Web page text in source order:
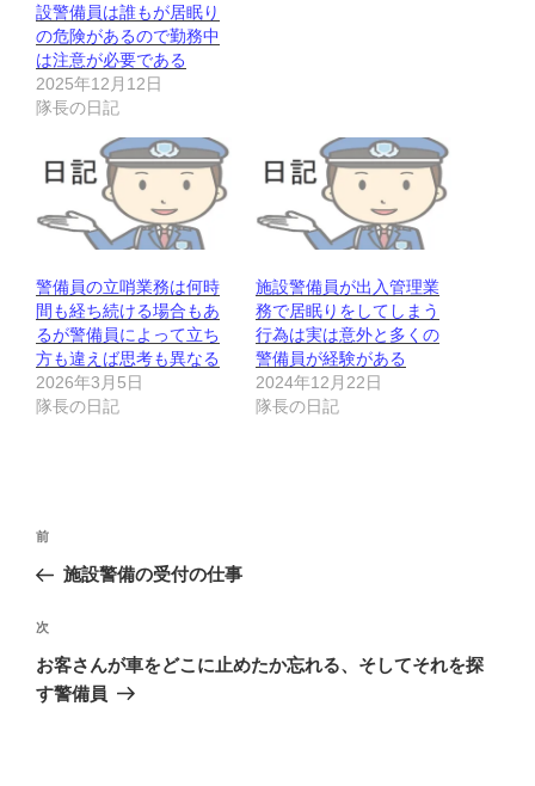
設警備員は誰もが居眠り
の危険があるので勤務中
は注意が必要である
2025年12月12日
隊長の日記
警備員の立哨業務は何時
間も経ち続ける場合もあ
るが警備員によって立ち
方も違えば思考も異なる
2026年3月5日
隊長の日記
施設警備員が出入管理業
務で居眠りをしてしまう
行為は実は意外と多くの
警備員が経験がある
2024年12月22日
隊長の日記
投
ナ
ビ
ゲ
ー
前
の
稿
前
施設警備の受付の仕事
次
の
投
次
お客さんが車をどこに止めたか忘れる、そしてそれを探
す警備員